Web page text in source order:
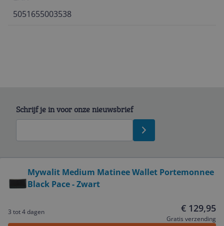
5051655003538
Mywalit Medium Matinee Wallet Portemonnee
Black Pace - Zwart
3 tot 4 dagen € 129,95
Gratis verzending
Schrijf je in voor onze nieuwsbrief
Service
Algemeen